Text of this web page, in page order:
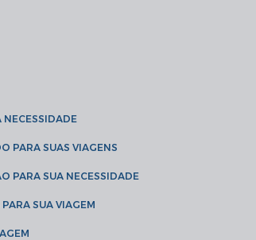
NECESSIDADE
PARA SUAS VIAGENS
PARA SUA NECESSIDADE
SUA VIAGEM